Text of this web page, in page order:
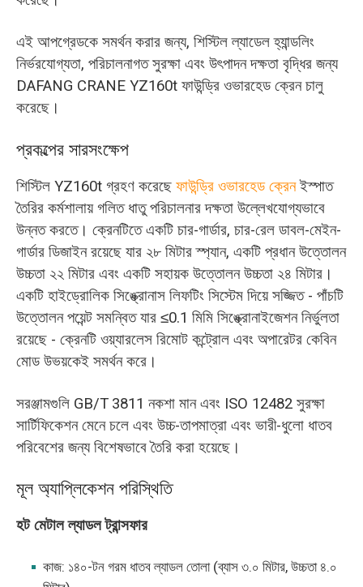
এই আপগ্রেডকে সমর্থন করার জন্য, শিস্টিল ল্যাডেল হ্যান্ডলিং
নির্ভরযোগ্যতা, পরিচালনাগত সুরক্ষা এবং উৎপাদন দক্ষতা বৃদ্ধির জন্য
DAFANG CRANE YZ160t ফাউন্ড্রি ওভারহেড ক্রেন চালু
করেছে।
প্রকল্পের সারসংক্ষেপ
শিস্টিল YZ160t গ্রহণ করেছেফাউন্ড্রি ওভারহেড ক্রেনইস্পাত
তৈরির কর্মশালায় গলিত ধাতু পরিচালনার দক্ষতা উল্লেখযোগ্যভাবে
উন্নত করতে। ক্রেনটিতে একটি চার-গার্ডার, চার-রেল ডাবল-মেইন-
গার্ডার ডিজাইন রয়েছে যার ২৮ মিটার স্প্যান, একটি প্রধান উত্তোলন
উচ্চতা ২২ মিটার এবং একটি সহায়ক উত্তোলন উচ্চতা ২৪ মিটার।
একটি হাইড্রোলিক সিঙ্ক্রোনাস লিফটিং সিস্টেম দিয়ে সজ্জিত - পাঁচটি
উত্তোলন পয়েন্ট সমন্বিত যার ≤0.1 মিমি সিঙ্ক্রোনাইজেশন নির্ভুলতা
রয়েছে - ক্রেনটি ওয়্যারলেস রিমোট কন্ট্রোল এবং অপারেটর কেবিন
মোড উভয়কেই সমর্থন করে।
সরঞ্জামগুলি GB/T 3811 নকশা মান এবং ISO 12482 সুরক্ষা
সার্টিফিকেশন মেনে চলে এবং উচ্চ-তাপমাত্রা এবং ভারী-ধুলো ধাতব
পরিবেশের জন্য বিশেষভাবে তৈরি করা হয়েছে।
মূল অ্যাপ্লিকেশন পরিস্থিতি
হট মেটাল ল্যাডল ট্রান্সফার
কাজ: ১৪০-টন গরম ধাতব ল্যাডল তোলা (ব্যাস ৩.০ মিটার, উচ্চতা ৪.০